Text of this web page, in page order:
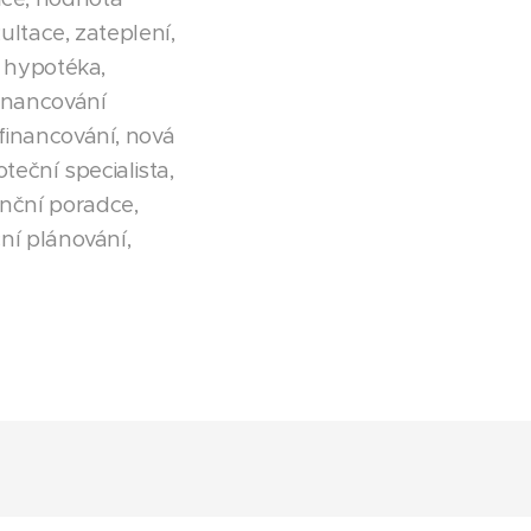
zateplení,
nová
specialista,
poradce,
plánování,